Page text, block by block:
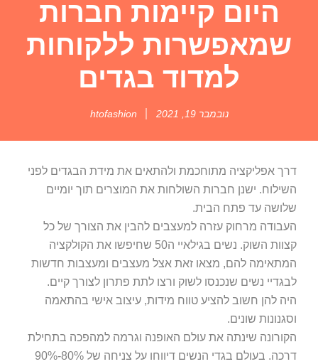
היום קיימות חברות
שמאפשרות ללקוחות
למדוד בגדים
נובמבר 19, 2021 htofashion
דרך אפליקציה מתוחכמת ולהתאים את מידת הבגדים לפני
השילוח. ישנן חברות השולחות את המוצרים תוך יומיים
שלושה עד פתח הבית.
העבודה מרחוק עזרה למעצבים להבין את הצורך של כל
קצוות השוק. נשים בגילאיי ה50 שחיפשו את הקולקציה
המתאימה להם, מצאו זאת אצל מעצבים ומעצבות חדשות
לבגדיי נשים שנכנסו לשוק ורצו לתת פתרון לצורך קיים.
היה להן חשוב להציע טווח מידות, עיצוב אישי בהתאמה
וסגנונות שונים.
הקורונה שינתה את עולם האופנה וגרמה למהפכה בתחילת
דרכה. בעולם בגדי הנשים דיווחו על צניחה של 80%-90%